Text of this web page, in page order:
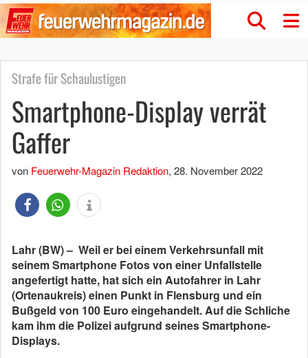
Strafe für Schaulustigen
Smartphone-Display verrät
Gaffer
von Feuerwehr-Magazin Redaktion, 28. November 2022
Lahr (BW) – Weil er bei einem Verkehrsunfall mit
seinem Smartphone Fotos von einer Unfallstelle
angefertigt hatte, hat sich ein Autofahrer in Lahr
(Ortenaukreis) einen Punkt in Flensburg und ein
Bußgeld von 100 Euro eingehandelt. Auf die Schliche
kam ihm die Polizei aufgrund seines Smartphone-
Displays.